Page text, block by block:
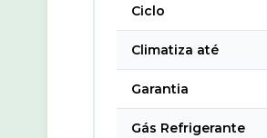
Ciclo
Climatiza até
Garantia
Gás Refrigerante